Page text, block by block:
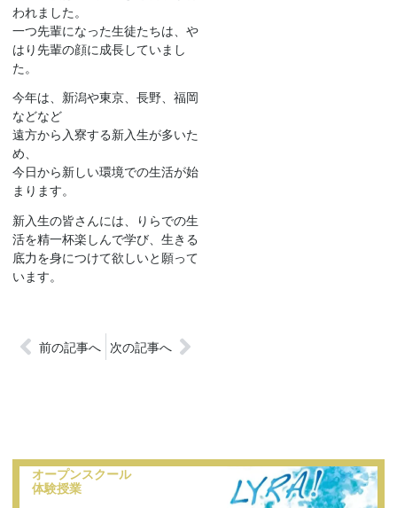
われました。
一つ先輩になった生徒たちは、や
はり先輩の顔に成長していまし
た。
今年は、新潟や東京、長野、福岡
などなど
遠方から入寮する新入生が多いた
め、
今日から新しい環境での生活が始
まります。
新入生の皆さんには、りらでの生
活を精一杯楽しんで学び、生きる
底力を身につけて欲しいと願って
います。
前の記事へ 次の記事へ
オープンスクール
体験授業